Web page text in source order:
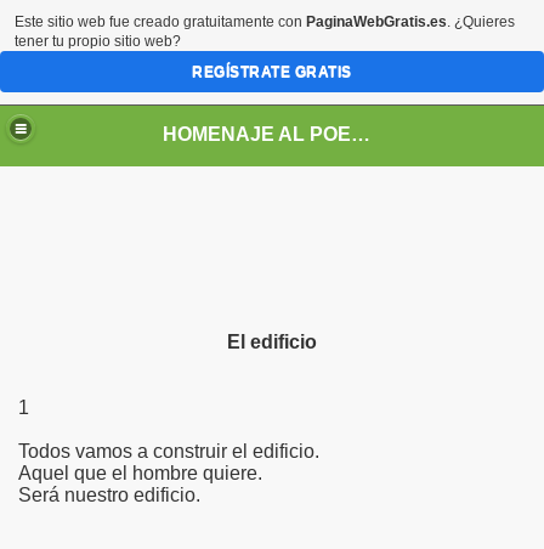
HOMENAJE AL POETA ARGENTINO JOSE PEDRONI
El edificio
1
Todos vamos a construir el edificio.
Aquel que el hombre quiere.
Será nuestro edificio.
PEDRONI
Este sitio web fue creado gratuitamente con PaginaWebGratis.es. ¿Quieres
tener tu propio sitio web?
REGÍSTRATE GRATIS